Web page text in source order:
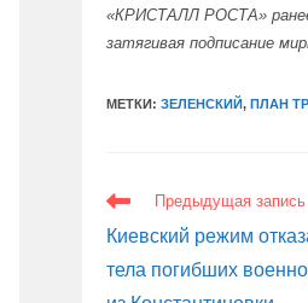
«КРИСТАЛЛ РОСТА»
затягивая подписание
МЕТКИ:ЗЕЛЕНСКИЙ, ПЛАН
ЕЩЕ
СТАТЬИ
Предыдущая запись
Киевский режим
тела погибших